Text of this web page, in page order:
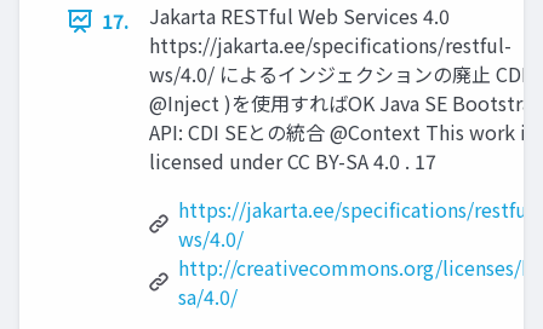
17.
Jakarta RESTful Web Services 4.0
https://jakarta.ee/specifications/restful-
ws/4.0/ によるインジェクションの廃止 CDI(
@Inject )を使用すればOK Java SE Bootstrap
API: CDI SEとの統合 @Context This work is
licensed under CC BY-SA 4.0 . 17
https://jakarta.ee/specifications/restful-
ws/4.0/
http://creativecommons.org/licenses/
sa/4.0/